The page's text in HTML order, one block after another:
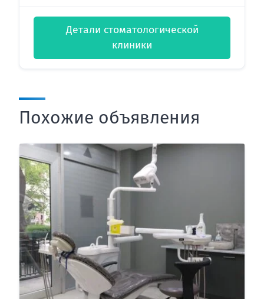
Детали стоматологической
клиники
Похожие объявления